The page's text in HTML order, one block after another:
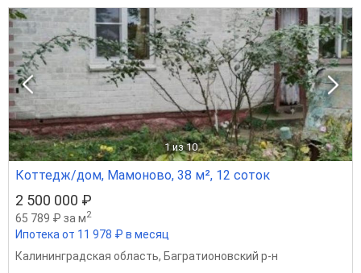
1 из 10
Коттедж/дом, Мамоново, 38 м², 12 соток
2 500 000 ₽
65 789 ₽ за м2
Ипотека от 11 978 ₽ в месяц
Калининградская область, Багратионовский р-н